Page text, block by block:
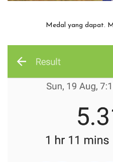
Medal yang dapat.